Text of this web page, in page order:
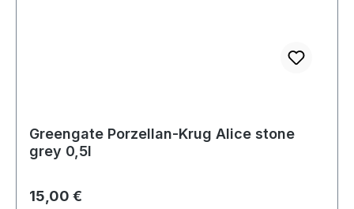
Greengate Porzellan-Krug Alice stone
grey 0,5l
Regulärer Preis:
15,00 €